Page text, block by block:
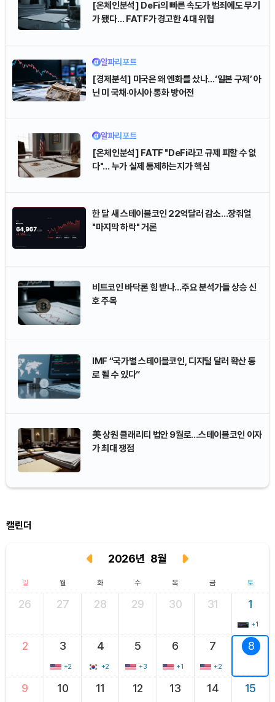
[온체인분석] DeFi의 빠른 속도가 범죄에도 무기
가 됐다… FATF가 경고한 4대 위협
알파리포트
[경제분석] 미국은 왜 엔화를 샀나…‘일본 구제’ 아
닌 미 국채·아시아 통화 방어전
알파리포트
[온체인분석] FATF "DeFi라고 규제 피할 수 없
다"… 누가 실제 통제하는지가 핵심
한 달 새 스테이블코인 22억달러 감소…장줘얼
"마지막 하락" 거론
비트코인 바닥론 힘 받나…주요 분석가들 상승 신
호 주목
IMF “국가별 스테이블코인, 디지털 달러 확산 통
로 될 수 있다”
美 상원 클래리티 법안 9월로…스테이블코인 이자
가 최대 쟁점
캘린더
2026년 8월
일 월 화 수 목 금 토
26 27 28 29 30 31 1
+1
2 3
+2
4
+2
5
+3
6
+1
7
+2
8
9 10 11 12 13 14 15